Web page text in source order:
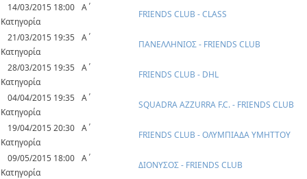
14/03/2015 18:00 Α΄
Κατηγορία
FRIENDS CLUB - CLASS
21/03/2015 19:35 Α΄
Κατηγορία
ΠΑΝΕΛΛΗΝΙΟΣ - FRIENDS CLUB
28/03/2015 19:35 Α΄
Κατηγορία
FRIENDS CLUB - DHL
04/04/2015 19:35 Α΄
Κατηγορία
SQUADRA AZZURRA F.C. - FRIENDS CLUB
19/04/2015 20:30 Α΄
Κατηγορία
FRIENDS CLUB - ΟΛΥΜΠΙΑΔΑ ΥΜΗΤΤΟΥ
09/05/2015 18:00 Α΄
Κατηγορία
ΔΙΟΝΥΣΟΣ - FRIENDS CLUB